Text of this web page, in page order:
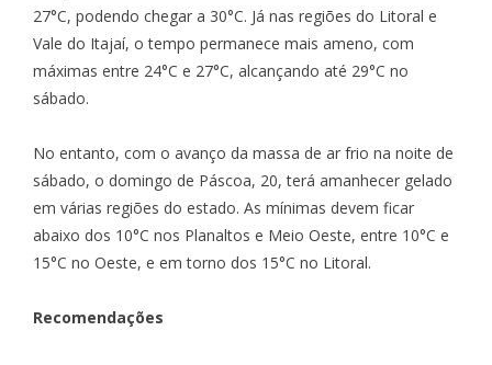
27°C, podendo chegar a 30°C. Já nas regiões do Litoral e
Vale do Itajaí, o tempo permanece mais ameno, com
máximas entre 24°C e 27°C, alcançando até 29°C no
sábado.
No entanto, com o avanço da massa de ar frio na noite de
sábado, o domingo de Páscoa, 20, terá amanhecer gelado
em várias regiões do estado. As mínimas devem ficar
abaixo dos 10°C nos Planaltos e Meio Oeste, entre 10°C e
15°C no Oeste, e em torno dos 15°C no Litoral.
Recomendações